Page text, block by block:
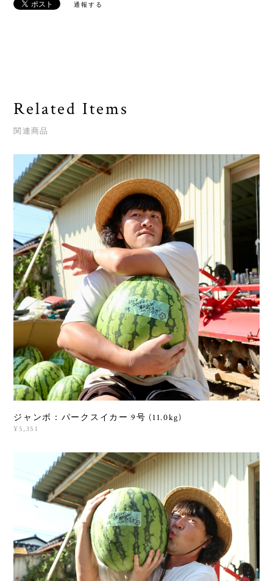
通報する
Related Items
関連商品
ジャンボ：パークスイカー 9号 (11.0kg)
¥5,351